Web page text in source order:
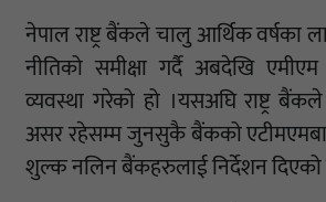
नेपाल राष्ट्र बैंकले चालु आर्थिक वर्षका
नीतिको समीक्षा गर्दै अबदेखि
व्यवस्था गरेको हो ।यसअघि राष्ट्र
असर रहेसम्म जुनसुकै बैंकको
शुल्क नलिन बैंकहरुलाई निर्देशन दिएको